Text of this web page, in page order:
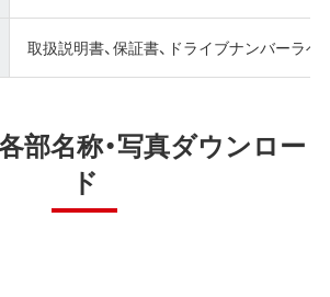
取扱説明書、保証書、ドライブナンバーラベ
各部名称・写真ダウンロー
ド